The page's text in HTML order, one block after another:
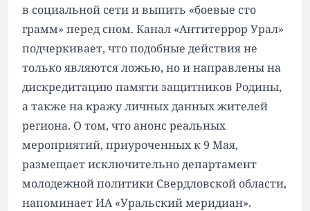
в социальной сети и выпить «боевые сто
грамм» перед сном. Канал «Антитеррор Урал»
подчеркивает, что подобные действия не
только являются ложью, но и направлены на
дискредитацию памяти защитников Родины,
а также на кражу личных данных жителей
региона. О том, что анонс реальных
мероприятий, приуроченных к 9 Мая,
размещает исключительно департамент
молодежной политики Свердловской области,
напоминает ИА «Уральский меридиан».